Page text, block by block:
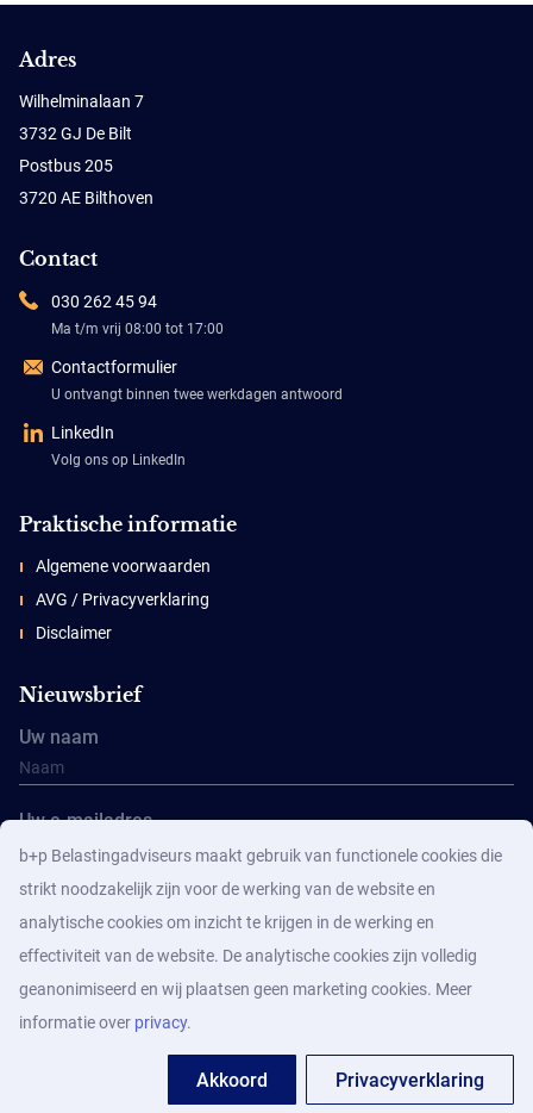
Adres
Wilhelminalaan 7
3732 GJ De Bilt
Postbus 205
3720 AE Bilthoven
Contact
030 262 45 94
Ma t/m vrij 08:00 tot 17:00
Contactformulier
U ontvangt binnen twee werkdagen antwoord
LinkedIn
Volg ons op LinkedIn
Praktische informatie
Algemene voorwaarden
AVG / Privacyverklaring
Disclaimer
Nieuwsbrief
Uw naam
Uw e-mailadres
Aanmelden
b+p Belastingadviseurs maakt gebruik van functionele cookies die
strikt noodzakelijk zijn voor de werking van de website en
analytische cookies om inzicht te krijgen in de werking en
effectiviteit van de website. De analytische cookies zijn volledig
geanonimiseerd en wij plaatsen geen marketing cookies. Meer
informatie over privacy.
Akkoord Privacyverklaring